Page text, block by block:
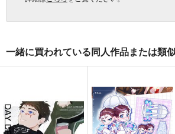
一緒に買われている同人作品または類